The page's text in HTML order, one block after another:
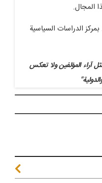
المجال.
الدراسات السیاسیة
آراء المؤلفین ولا تعکس